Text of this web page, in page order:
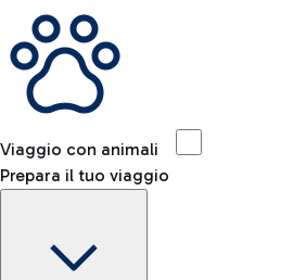
Viaggio con animali
Prepara il tuo viaggio